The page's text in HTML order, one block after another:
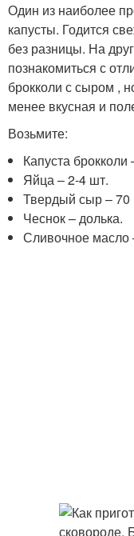
Один из наиболее
капусты. Годится
без разницы. На
познакомиться с
брокколи с сыром ,
менее вкусная и
Возьмите:
Капуста брокколи
Яйца – 2-4 шт.
Твердый сыр – 70
Чеснок – долька.
Сливочное масло